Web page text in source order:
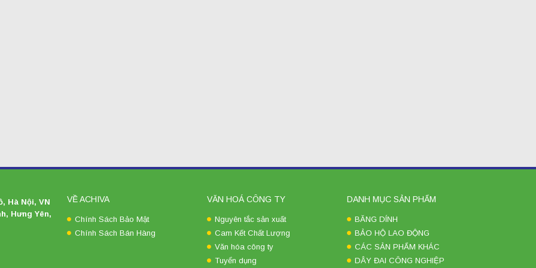
Hà Nội, VN
Hưng Yên,
VỀ ACHIVA
Chính Sách Bảo Mật
Chính Sách Bán Hàng
VĂN HOÁ CÔNG TY
Nguyên tắc sản xuất
Cam Kết Chất Lượng
Văn hóa công ty
Tuyển dụng
DANH MỤC SẢN PHẨM
BĂNG DÍNH
BẢO HỘ LAO ĐỘNG
CÁC SẢN PHẨM KHÁC
DÂY ĐAI CÔNG NGHIỆP